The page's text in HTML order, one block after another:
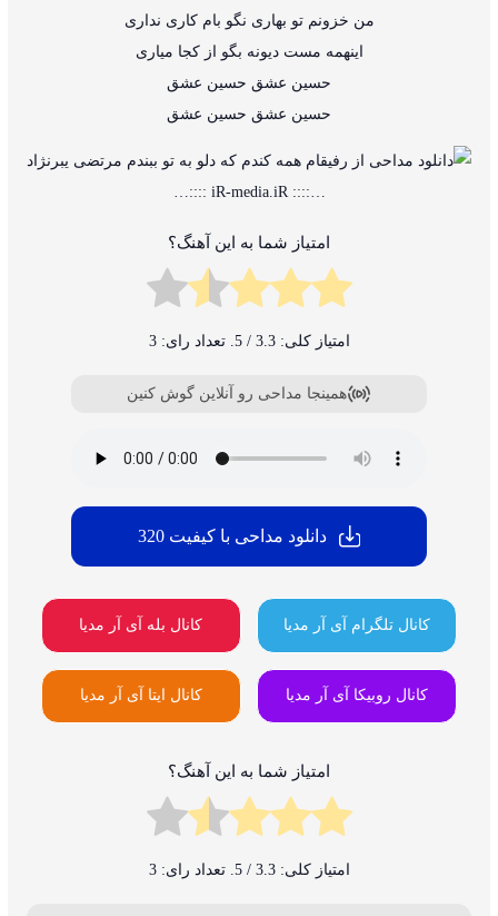
من خزونم تو بهاری نگو بام کاری نداری
اینهمه مست دیونه بگو از کجا میاری
حسین عشق حسین عشق
حسین عشق حسین عشق
…:::: iR-media.iR ::::…
امتیاز شما به این آهنگ؟
امتیاز کلی:3.3 / 5. تعداد رای: 3
همینجا مداحی رو آنلاین گوش کنین
دانلود مداحی با کیفیت 320
کانال تلگرام آی آر مدیا کانال بله آی آر مدیا
کانال روبیکا آی آر مدیا کانال ایتا آی آر مدیا
امتیاز شما به این آهنگ؟
امتیاز کلی:3.3 / 5. تعداد رای: 3